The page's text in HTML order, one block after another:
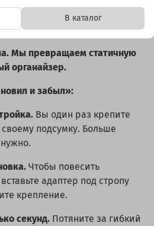
подходящий вам
трудно.
Мы превращаем статичную
органайзер.
и забыл»:
Вы один раз крепите
подсумку. Больше
Чтобы повесить
адаптер под стропу
крепление.
секунд. Потяните за гибкий
В каталог